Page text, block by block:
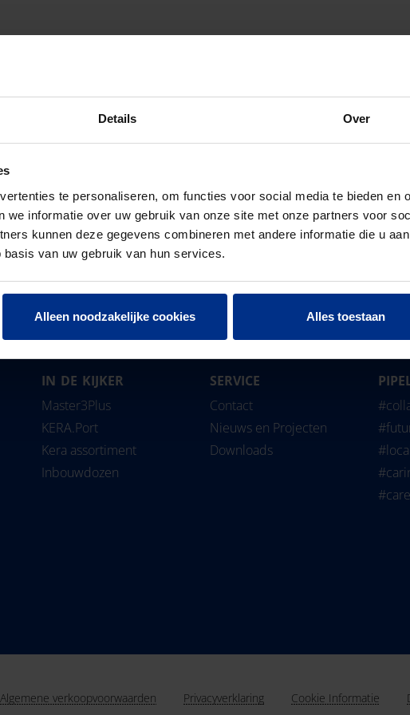
Details Over
te personaliseren, om functies voor social media te bieden en
we informatie over uw gebruik van onze site met onze partners voor
kunnen deze gegevens combineren met andere informatie die u
van uw gebruik van hun services.
Alleen noodzakelijke cookies Alles toestaan
Srbija
Suomi
SoluForce - English
IN DE KIJKER
Master3Plus
KERA.Port
Kera assortiment
Inbouwdozen
SERVICE
Contact
Nieuws en Projecten
Downloads
#local
Algemene verkoopvoorwaarden Privacyverklaring Cookie Informatie